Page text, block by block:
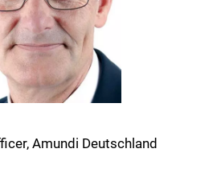
Amundi Deutschland